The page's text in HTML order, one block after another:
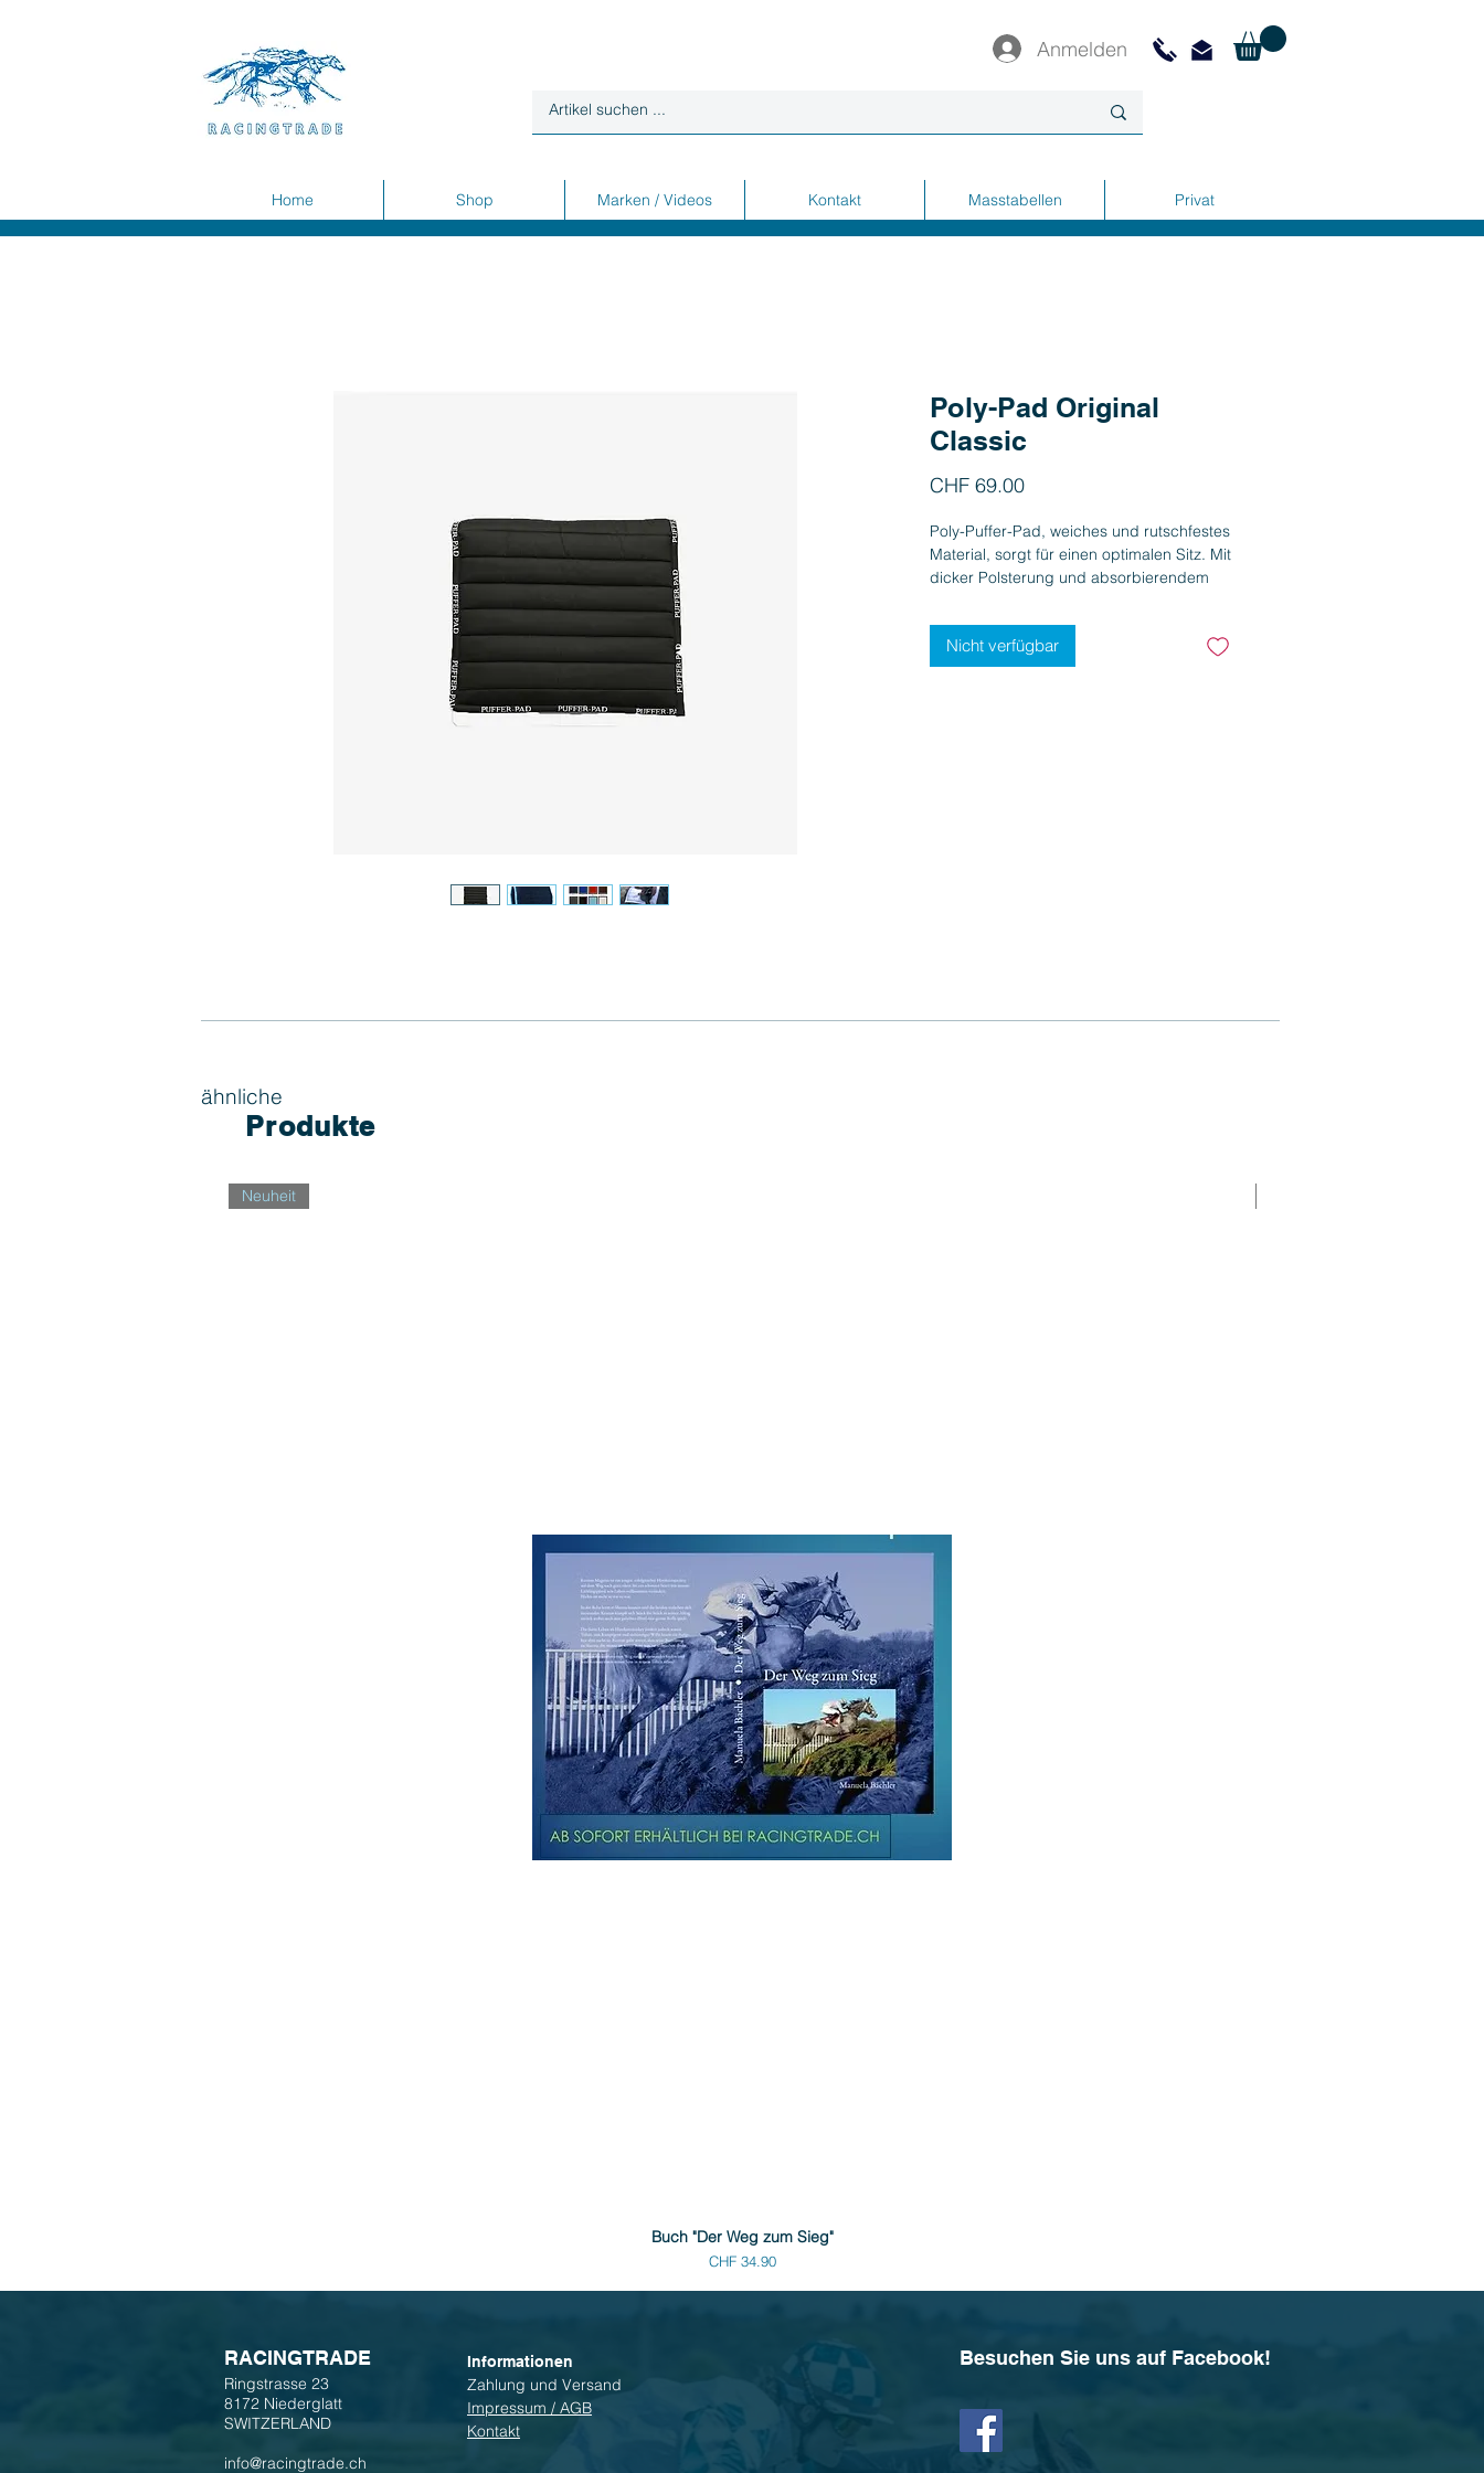
Anmelden
Home Shop Marken / Videos Kontakt Masstabellen Privat
Poly-Pad Original
Classic
CHF 69.00Preis
Poly-Puffer-Pad, weiches und rutschfestes
Material, sorgt für einen optimalen Sitz. Mit
dicker Polsterung und absorbierendem
Maschinenwaschbar, Länge 66 cm
Nicht verfügbar
ähnliche
Produkte
Neuheit
Buch "Der Weg zum Sieg"
Preis
CHF 34.90
Informationen
Zahlung und Versand
Impressum / AGB
Kontakt
RACINGTRADE
Ringstrasse 23
8172 Niederglatt
SWITZERLAND
info@racingtrade.ch
Besuchen Sie uns auf Facebook!